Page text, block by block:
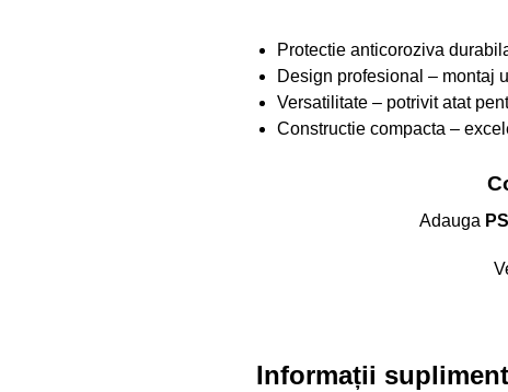
Protectie anticoroziva
Design profesional – montaj
Versatilitate – potrivit atat
Constructie compacta –
Adauga
Informații